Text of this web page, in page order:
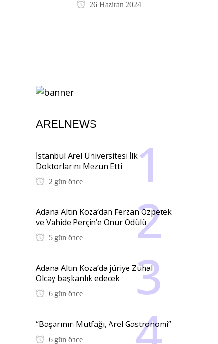
26 Haziran 2024
ARELNEWS
İstanbul Arel Üniversitesi İlk
Doktorlarını Mezun Etti
2 gün önce
Adana Altın Koza’dan Ferzan Özpetek
ve Vahide Perçin’e Onur Ödülü
5 gün önce
Adana Altın Koza’da jüriye Zuhal
Olcay başkanlık edecek
6 gün önce
“Başarının Mutfağı, Arel Gastronomi”
6 gün önce